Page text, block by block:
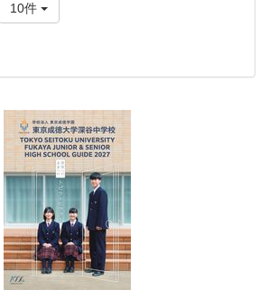
10件